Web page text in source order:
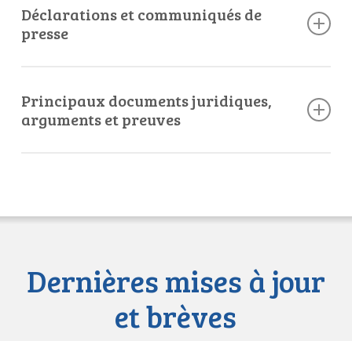
Déclarations et communiqués de
presse
Communiqué de presse(Lien)
Principaux documents juridiques,
arguments et preuves
Dernières mises à jour
et brèves